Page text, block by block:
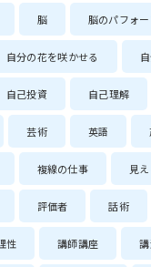
脳 脳のパフォ
自分の花を咲かせる
自己投資 自己理解
芸術 英語
複線の仕事 見
評価者 話術
性 講師講座